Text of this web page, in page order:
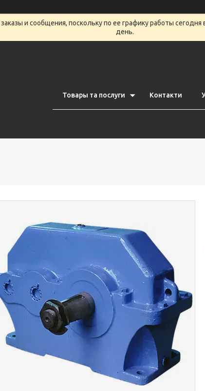
и сообщения, поскольку по ее графику работы
день.
Товары та послуги Контакти